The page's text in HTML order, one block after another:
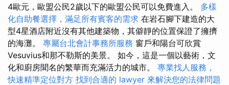
4歐元，歐盟公民2歲以下的歐盟公民可以免費進入。 多樣
化自助餐選擇，滿足所有賓客的需求 在岩石腳下建造的大
型4星酒店附近沒有其他建築物，其僻靜的位置保證了擁擠
的海灘。 專屬台北會計事務所服務 窗戶和陽台可欣賞
Vesuvius和那不勒斯的美景。 如今，這是一個以藝術，文
化和廚房聞名的繁華而充滿活力的城市。 專業找人服務，
快速精準定位對方 找到合適的 lawyer 來解決您的法律問題